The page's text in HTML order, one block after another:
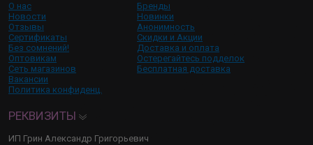
О нас
Новости
Отзывы
Сертификаты
Без сомнений!
Оптовикам
Сеть магазинов
Вакансии
Политика конфиденц.
Бренды
Новинки
Анонимность
Скидки и Акции
Доставка и оплата
Остерегайтесь подделок
Бесплатная доставка
РЕКВИЗИТЫ
ИП Грин Александр Григорьевич